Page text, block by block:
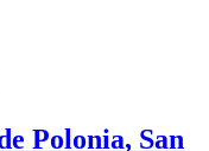
Polonia, San